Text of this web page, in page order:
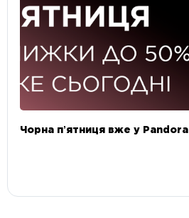
Чорна пʼятниця вже у Pandora